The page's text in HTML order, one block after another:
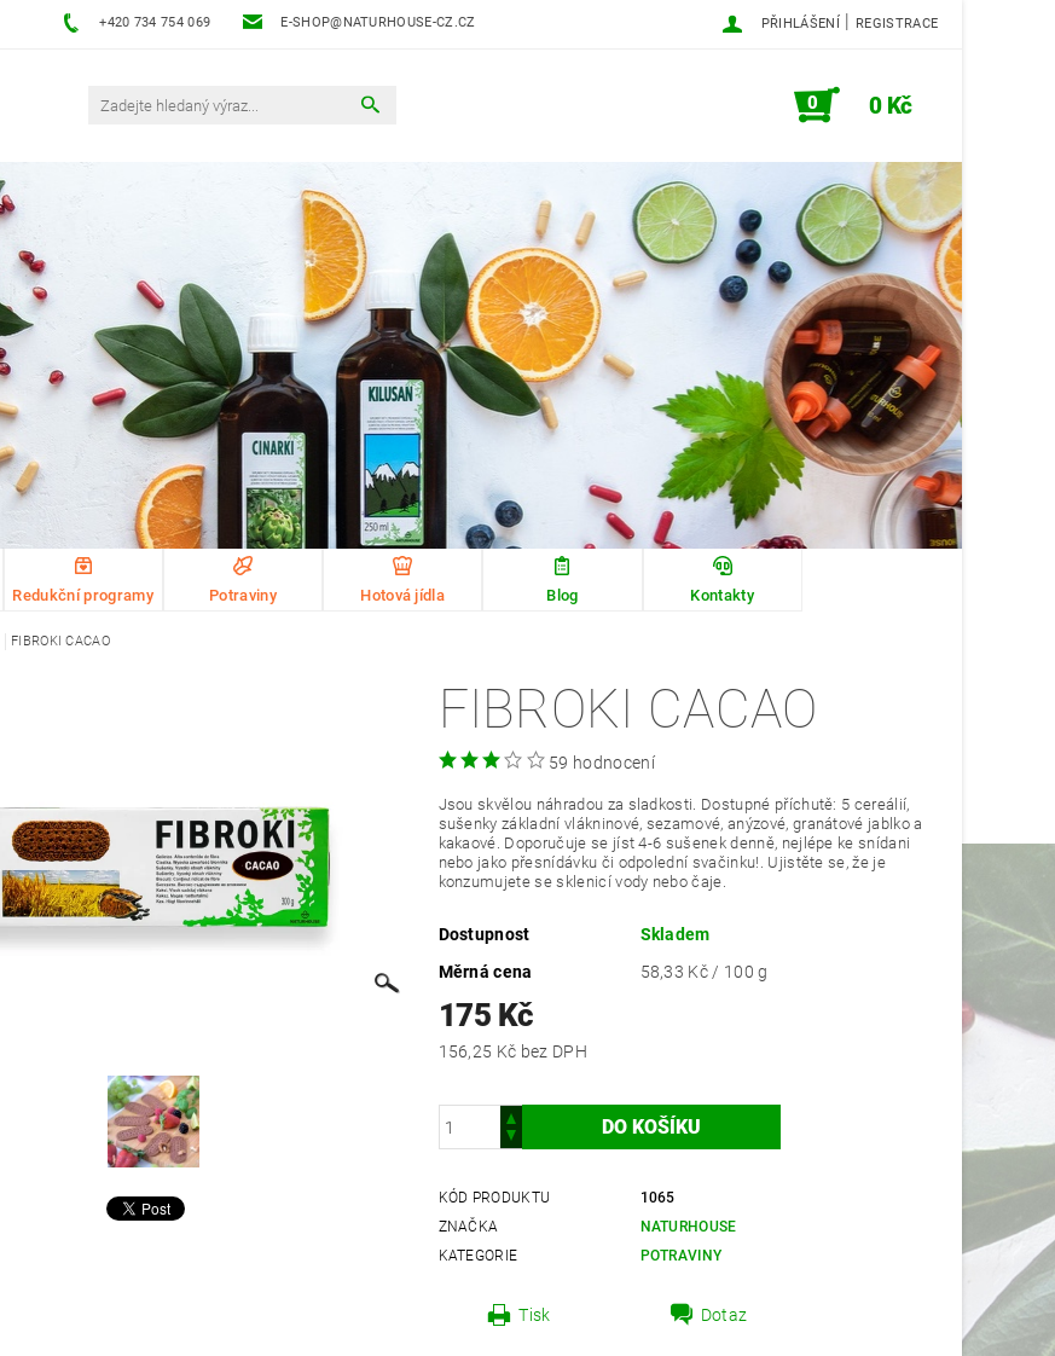
+420 734 754 069 E-SHOP@NATURHOUSE-CZ.CZ PŘIHLÁŠENÍ | REGISTRACE
0 0 Kč
Redukční programy Potraviny Hotová jídla Blog Kontakty
FIBROKI CACAO
FIBROKI CACAO
59 hodnocení
Jsou skvělou náhradou za sladkosti. Dostupné příchutě: 5 cereálií,
sušenky základní vlákninové, sezamové, anýzové, granátové jablko a
kakaové. Doporučuje se jíst 4-6 sušenek denně, nejlépe ke snídani
nebo jako přesnídávku či odpolední svačinku!. Ujistěte se, že je
konzumujete se sklenicí vody nebo čaje.
Dostupnost
Skladem
Měrná cena
58,33 Kč / 100 g
175 Kč
156,25 Kč bez DPH
KÓD PRODUKTU
1065
ZNAČKA
NATURHOUSE
KATEGORIE
POTRAVINY
Tisk Dotaz